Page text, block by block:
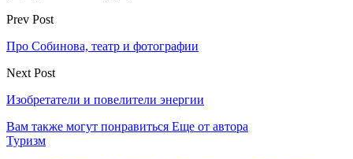
Prev Post
Про Собинова, театр и фотографии
Next Post
Изобретатели и повелители энергии
Вам также могут понравиться Еще от автора
Туризм